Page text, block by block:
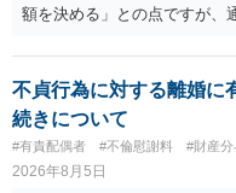
額を決める」との点ですが、
来なかった事情の変更により
に勤務先」が含まれているの
行く事になり、上記のような
来るかと思うのですが違うの
います。養育費は事情の変更
ことはあまりないです。ご参
不貞行為に対する離婚に
続きについて
#有責配偶者 #不倫慰謝料 #財産分
2026年8月5日